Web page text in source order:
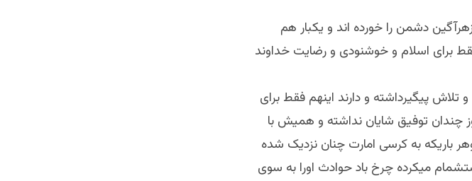
دشمن را خورده اند و يکبار هم
فقط برای اسلام و خوشنودی و رضايت خداوند
پيگيرداشته و دارند اينهم فقط برای
چندان توفيق شايان نداشته و هميش با
به کرسی امارت چنان نزديک شده
ميکرده چرخ باد حوادث اورا به سوی